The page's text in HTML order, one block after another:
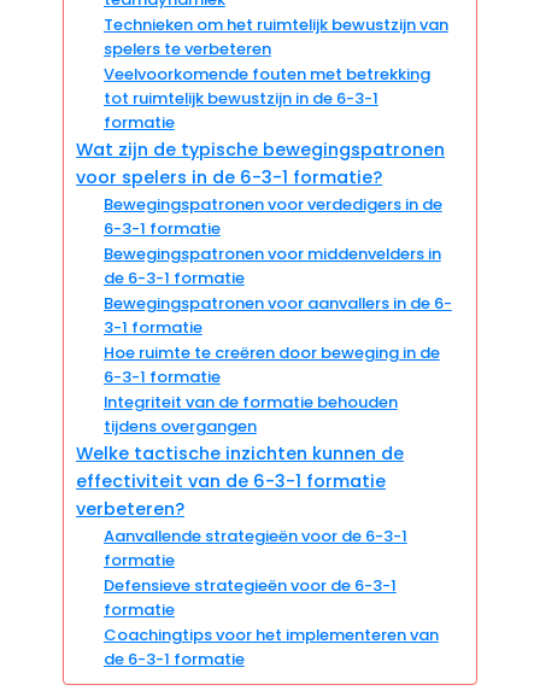
Technieken om het ruimtelijk bewustzijn van
spelers te verbeteren
Veelvoorkomende fouten met betrekking
tot ruimtelijk bewustzijn in de 6-3-1
formatie
Wat zijn de typische bewegingspatronen
voor spelers in de 6-3-1 formatie?
Bewegingspatronen voor verdedigers in de
6-3-1 formatie
Bewegingspatronen voor middenvelders in
de 6-3-1 formatie
Bewegingspatronen voor aanvallers in de 6-
3-1 formatie
Hoe ruimte te creëren door beweging in de
6-3-1 formatie
Integriteit van de formatie behouden
tijdens overgangen
Welke tactische inzichten kunnen de
effectiviteit van de 6-3-1 formatie
verbeteren?
Aanvallende strategieën voor de 6-3-1
formatie
Defensieve strategieën voor de 6-3-1
formatie
Coachingtips voor het implementeren van
de 6-3-1 formatie